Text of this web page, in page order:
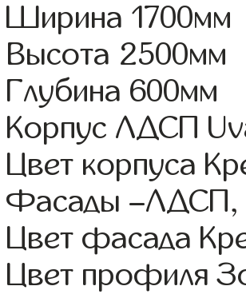
Ширина 1700мм
Высота 2500мм
Глубина 600мм
Корпус ЛДСП
Цвет корпуса
Фасады
Цвет фасада
Цвет профиля